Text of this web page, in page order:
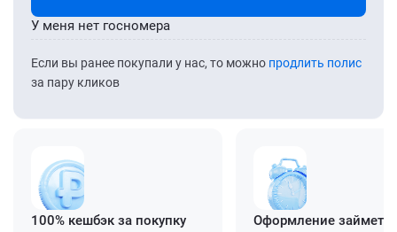
Если вы ранее покупали у нас, то можно продлить полис
за пару кликов
У меня нет госномера
100% кешбэк за покупку
Оформление займет